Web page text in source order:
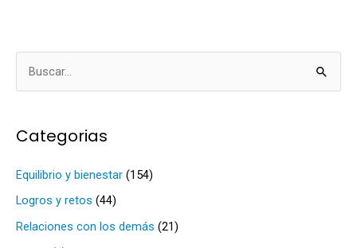
c
a
Categorias
Equilibrio y bienestar (154)
Logros y retos (44)
Relaciones con los demás (21)